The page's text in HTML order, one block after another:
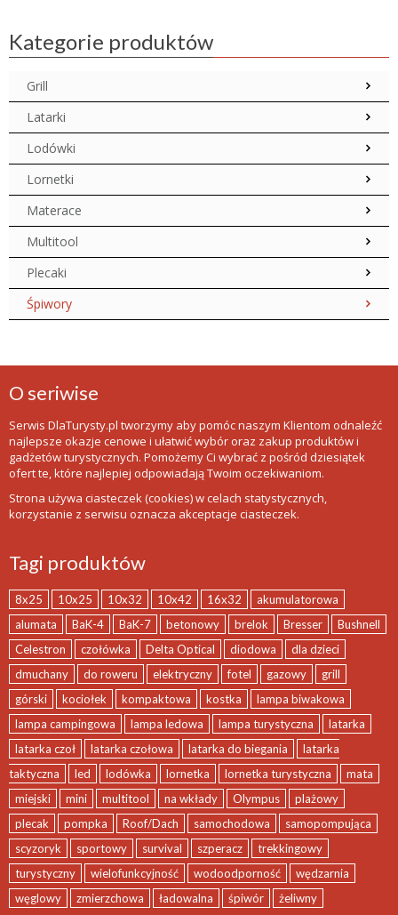
Kategorie produktów
Grill
Latarki
Lodówki
Lornetki
Materace
Multitool
Plecaki
Śpiwory
O seriwise
Serwis DlaTurysty.pl tworzymy aby pomóc naszym Klientom odnaleźć
najlepsze okazje cenowe i ułatwić wybór oraz zakup produktów i
gadżetów turystycznych. Pomożemy Ci wybrać z pośród dziesiątek
ofert te, które najlepiej odpowiadają Twoim oczekiwaniom.
Strona używa ciasteczek (cookies) w celach statystycznych,
korzystanie z serwisu oznacza akceptacje ciasteczek.
Tagi produktów
8x25 10x25 10x32 10x42 16x32
akumulatorowa
alumata
BaK-4 BaK-7 betonowy brelok Bresser
Bushnell
Celestron
czołówka Delta Optical diodowa
dla dzieci
dmuchany
do roweru elektryczny fotel gazowy
grill
górski
kociołek kompaktowa kostka
lampa biwakowa
lampa campingowa
lampa ledowa lampa turystyczna
latarka
latarka czoł
latarka czołowa latarka do biegania
latarka
taktyczna
led lodówka lornetka lornetka turystyczna
mata
miejski
mini multitool na wkłady Olympus
plażowy
plecak
pompka Roof/Dach samochodowa
samopompująca
scyzoryk
sportowy survival szperacz
trekkingowy
turystyczny
wielofunkcyjność wodoodporność
wędzarnia
węglowy
zmierzchowa ładowalna śpiwór żeliwny